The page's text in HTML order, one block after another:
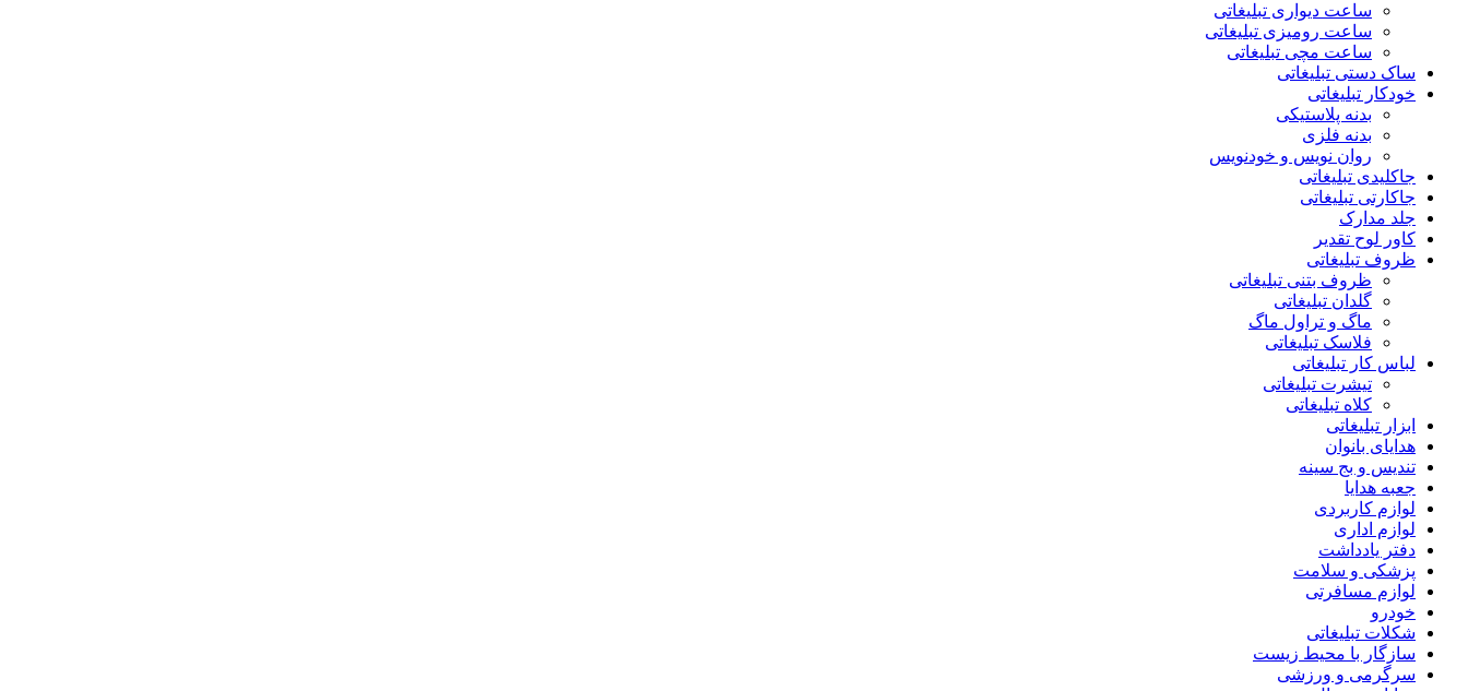
ساعت دیواری تبلیغاتی
ساعت رومیزی تبلیغاتی
ساعت مچی تبلیغاتی
ساک دستی تبلیغاتی
خودکار تبلیغاتی
بدنه پلاستیکی
بدنه فلزی
روان نویس و خودنویس
جاکلیدی تبلیغاتی
جاکارتی تبلیغاتی
جلد مدارک
کاور لوح تقدیر
ظروف تبلیغاتی
ظروف بتنی تبلیغاتی
گلدان تبلیغاتی
ماگ و تراول ماگ
فلاسک تبلیغاتی
لباس کار تبلیغاتی
تیشرت تبلیغاتی
کلاه تبلیغاتی
ابزار تبلیغاتی
هدایای بانوان
تندیس و بج سینه
جعبه هدایا
لوازم کاربردی
لوازم اداری
دفتر یادداشت
پزشکی و سلامت
لوازم مسافرتی
خودرو
شکلات تبلیغاتی
سازگار با محیط زیست
سرگرمی و ورزشی